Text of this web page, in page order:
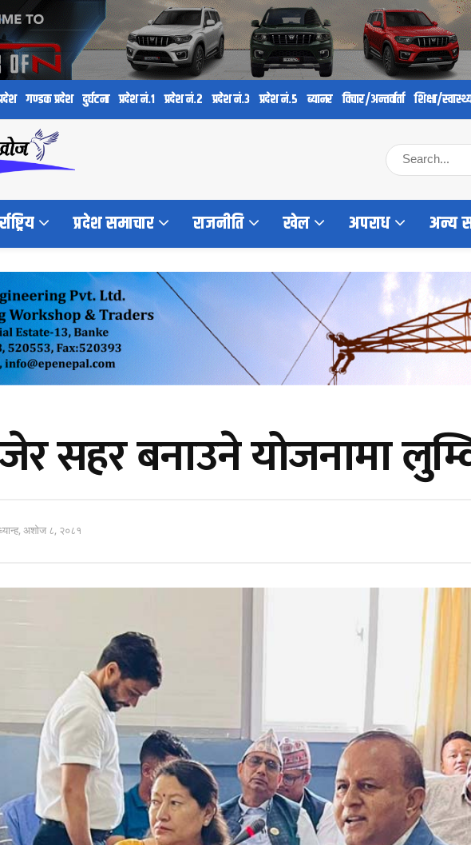
गण्डक प्रदेश दुर्घटना प्रदेश नं.१ प्रदेश नं.२ प्रदेश नं.३ प्रदेश नं.५ ब्यानर विचार/अन्तर्वार्ता शिक्षा/
प्रदेश समाचार राजनीति खेल अपराध अन्य
सहर बनाउने योजनामा
अशोज ८, २०८१